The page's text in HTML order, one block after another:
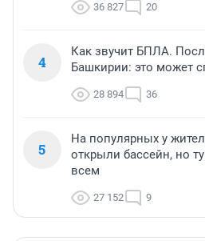
36 827 20
4
Как звучит БПЛА.
Башкирии: это может
28 894 36
5
На популярных у
открыли бассейн, но
всем
27 152 9